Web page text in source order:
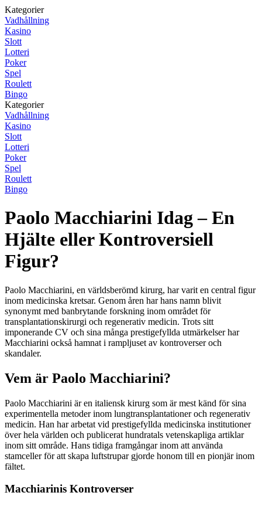
Kategorier
Vadhållning
Kasino
Slott
Lotteri
Poker
Spel
Roulett
Bingo
Kategorier
Vadhållning
Kasino
Slott
Lotteri
Poker
Spel
Roulett
Bingo
Paolo Macchiarini Idag – En
Hjälte eller Kontroversiell
Figur?
Paolo Macchiarini, en världsberömd kirurg, har varit en central figur
inom medicinska kretsar. Genom åren har hans namn blivit
synonymt med banbrytande forskning inom området för
transplantationskirurgi och regenerativ medicin. Trots sitt
imponerande CV och sina många prestigefyllda utmärkelser har
Macchiarini också hamnat i rampljuset av kontroverser och
skandaler.
Vem är Paolo Macchiarini?
Paolo Macchiarini är en italiensk kirurg som är mest känd för sina
experimentella metoder inom lungtransplantationer och regenerativ
medicin. Han har arbetat vid prestigefyllda medicinska institutioner
över hela världen och publicerat hundratals vetenskapliga artiklar
inom sitt område. Hans tidiga framgångar inom att använda
stamceller för att skapa luftstrupar gjorde honom till en pionjär inom
fältet.
Macchiarinis Kontroverser